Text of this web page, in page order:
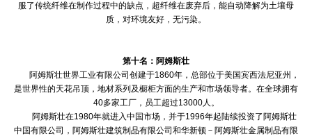
服了传统纤维在制作过程中的缺点，超纤维在废弃后，能自动降解为土壤母
质，对环境友好，无污染。
第十名：阿姆斯壮
阿姆斯壮世界工业有限公司创建于1860年，总部位于美国宾西法尼亚州，
是世界性的天花吊顶，地材系列及橱柜方面的生产和市场领导者。在全球拥有
40多家工厂，员工超过13000人。
阿姆斯壮在1980年就进入中国市场，并于1996年起陆续投资了阿姆斯壮
中国有限公司，阿姆斯壮建筑制品有限公司和华新顿－阿姆斯壮金属制品有限